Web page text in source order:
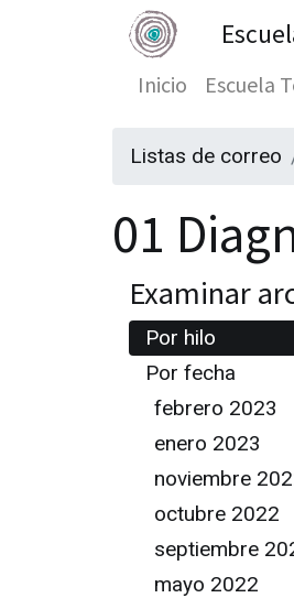
Inicio
Escuela
Listas de correo
01
Examinar
Por hilo
Por fecha
febrero 2023
enero 2023
noviembre
octubre 2022
septiembre
mayo 2022